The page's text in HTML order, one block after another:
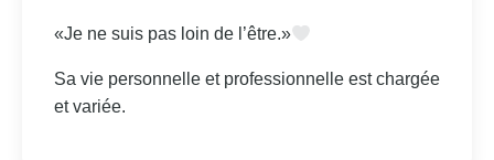
«Je ne suis pas loin de l’être.»
Sa vie personnelle et professionnelle est chargée
et variée.